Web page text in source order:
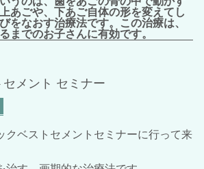
あごや、下あご自体の形を変えてし
をなおす治療法です。この治療は、
までのお子さんに有効です。
セメント セミナー
クベストセメントセミナーに行って来